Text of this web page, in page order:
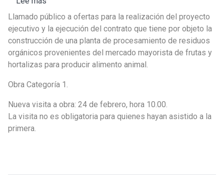
Llamado
nº
01/2025
–
Fideicomiso
Llamado público a ofertas para la realización del proyecto
ejecutivo y la ejecución del contrato que tiene por objeto la
construcción de una planta de procesamiento de residuos
orgánicos provenientes del mercado mayorista de frutas y
hortalizas para producir alimento animal.
Obra Categoría 1.
Nueva visita a obra: 24 de febrero, hora 10.00.
La visita no es obligatoria para quienes hayan asistido a la
primera.